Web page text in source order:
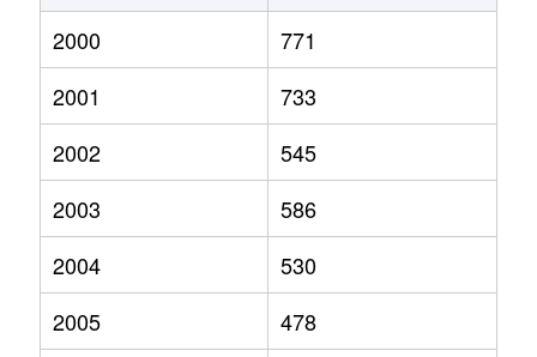
2000
771
2001
733
2002
545
2003
586
2004
530
2005
478